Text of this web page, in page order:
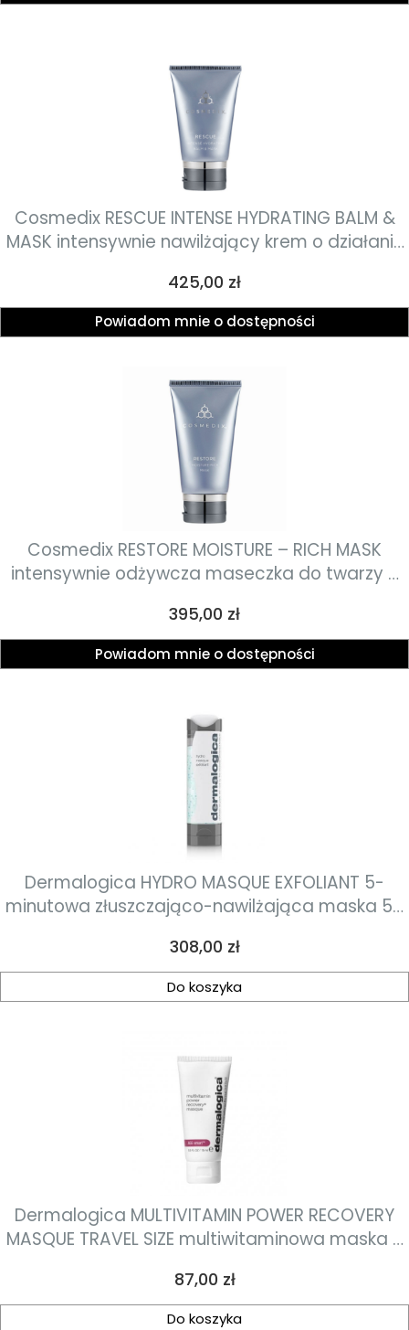
Cosmedix RESCUE INTENSE HYDRATING BALM &
MASK intensywnie nawilżający krem o działaniu
Cena
425,00 zł
Powiadom mnie o dostępności
Cosmedix RESTORE MOISTURE – RICH MASK
intensywnie odżywcza maseczka do twarzy o
poprawiającym strukturę skóry 60g
Cena
395,00 zł
Powiadom mnie o dostępności
Dermalogica HYDRO MASQUE EXFOLIANT 5-
minutowa złuszczająco-nawilżająca maska 50
Cena
308,00 zł
Do koszyka
Dermalogica MULTIVITAMIN POWER RECOVERY
MASQUE TRAVEL SIZE multiwitaminowa maska o
Cena
87,00 zł
Do koszyka